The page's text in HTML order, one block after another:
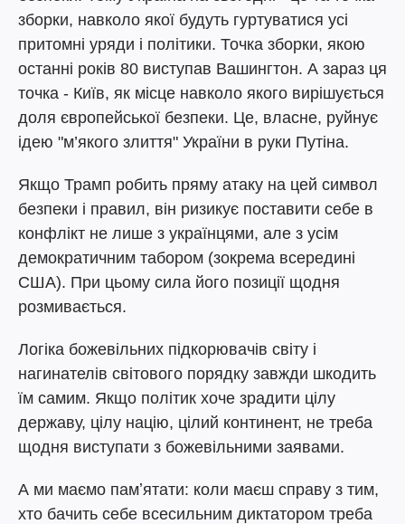
зборки, навколо якої будуть гуртуватися усі
притомні уряди і політики. Точка зборки, якою
останні років 80 виступав Вашингтон. А зараз ця
точка - Київ, як місце навколо якого вирішується
доля європейської безпеки. Це, власне, руйнує
ідею "м’якого злиття" України в руки Путіна.
Якщо Трамп робить пряму атаку на цей символ
безпеки і правил, він ризикує поставити себе в
конфлікт не лише з українцями, але з усім
демократичним табором (зокрема всередині
США). При цьому сила його позиції щодня
розмивається.
Логіка божевільних підкорювачів світу і
нагинателів світового порядку завжди шкодить
їм самим. Якщо політик хоче зрадити цілу
державу, цілу націю, цілий континент, не треба
щодня виступати з божевільними заявами.
А ми маємо памʼятати: коли маєш справу з тим,
хто бачить себе всесильним диктатором треба